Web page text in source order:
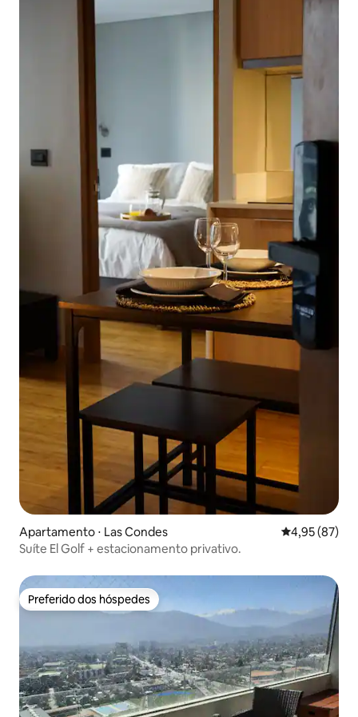
Apartamento ⋅ Las Condes 4,95 de uma
4,95 (87)
Suíte El Golf + estacionamento privativo.
Preferido dos hóspedes
Preferido dos hóspedes